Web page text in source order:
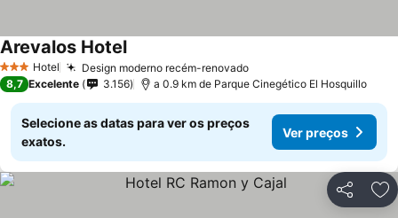
3 EstrelasHotel Design moderno recém-renovadoVer preços
Arevalos HotelVer preços
8,7 Excelente 3.156 a 0.9 km de Parque Cinegético El Hosquillo
Selecione as datas para ver os preços
exatos.
Ver preços
Partilhar